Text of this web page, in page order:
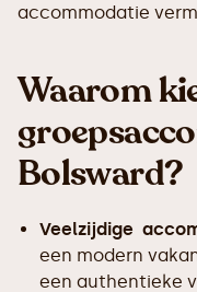
accommodatie
Waarom
Bolsward?
Veelzijdige
een modern
een authentieke